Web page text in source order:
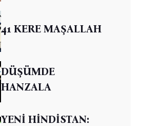
41 KERE MAŞALLAH
DÜŞÜMDE
HANZALA
YENİ HİNDİSTAN: